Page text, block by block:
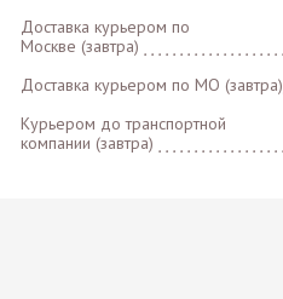
Доставка курьером по
Москве (завтра)
Доставка курьером по MO (завтра)
Курьером до транспортной
компании (завтра)